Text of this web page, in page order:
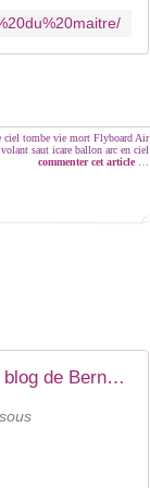
ciel tombe vie mort Flyboard Air
saut icare ballon arc en ciel
commenter cet article
Ciel de Tanger - Le blog de Bernard Moutin